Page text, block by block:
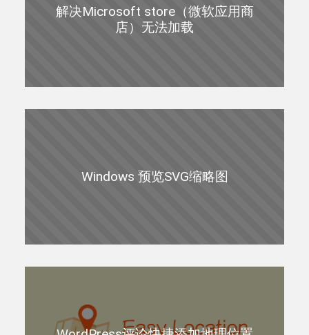
解决Microsoft store（微软应用商
店）无法加载
Windows 预览SVG缩略图